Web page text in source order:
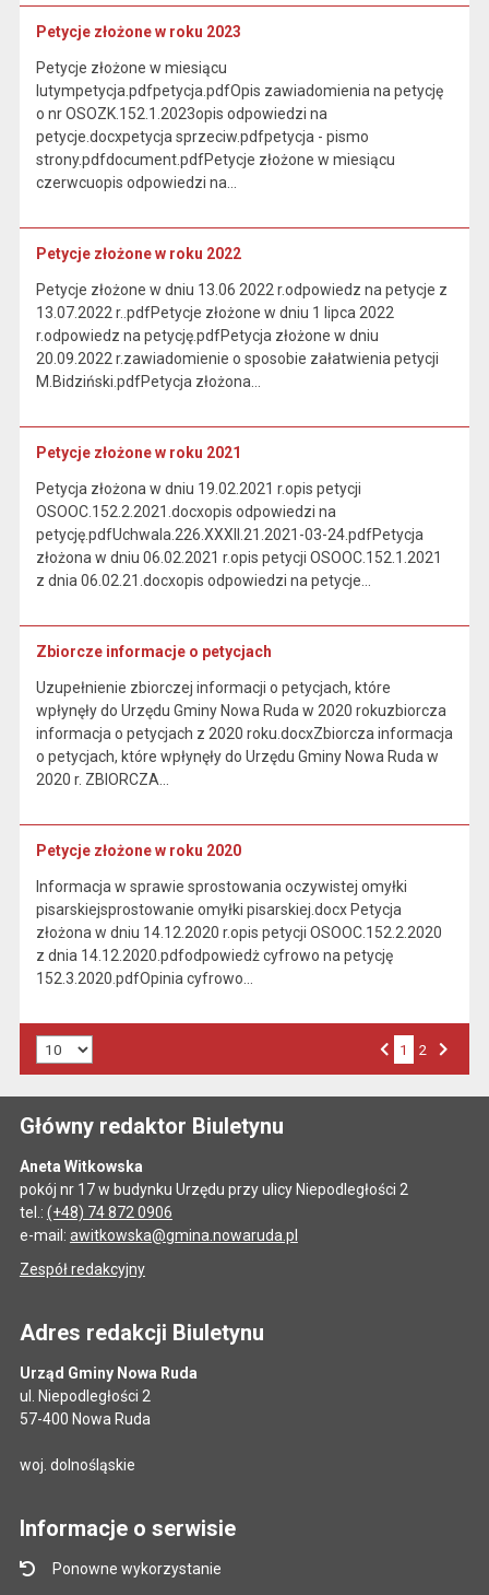
Petycje złożone w roku 2023
Petycje złożone w miesiącu
lutympetycja.pdfpetycja.pdfOpis zawiadomienia na petycję
o nr OSOZK.152.1.2023opis odpowiedzi na
petycje.docxpetycja sprzeciw.pdfpetycja - pismo
strony.pdfdocument.pdfPetycje złożone w miesiącu
czerwcuopis odpowiedzi na…
Petycje złożone w roku 2022
Petycje złożone w dniu 13.06 2022 r.odpowiedz na petycje z
13.07.2022 r..pdfPetycje złożone w dniu 1 lipca 2022
r.odpowiedz na petycję.pdfPetycja złożone w dniu
20.09.2022 r.zawiadomienie o sposobie załatwienia petycji
M.Bidziński.pdfPetycja złożona…
Petycje złożone w roku 2021
Petycja złożona w dniu 19.02.2021 r.opis petycji
OSOOC.152.2.2021.docxopis odpowiedzi na
petycję.pdfUchwala.226.XXXII.21.2021-03-24.pdfPetycja
złożona w dniu 06.02.2021 r.opis petycji OSOOC.152.1.2021
z dnia 06.02.21.docxopis odpowiedzi na petycje…
Zbiorcze informacje o petycjach
Uzupełnienie zbiorczej informacji o petycjach, które
wpłynęły do Urzędu Gminy Nowa Ruda w 2020 rokuzbiorcza
informacja o petycjach z 2020 roku.docxZbiorcza informacja
o petycjach, które wpłynęły do Urzędu Gminy Nowa Ruda w
2020 r. ZBIORCZA…
Petycje złożone w roku 2020
Informacja w sprawie sprostowania oczywistej omyłki
pisarskiejsprostowanie omyłki pisarskiej.docx Petycja
złożona w dniu 14.12.2020 r.opis petycji OSOOC.152.2.2020
z dnia 14.12.2020.pdfodpowiedż cyfrowo na petycję
152.3.2020.pdfOpinia cyfrowo…
1 2
Główny redaktor Biuletynu
Aneta Witkowska
pokój nr 17 w budynku Urzędu przy ulicy Niepodległości 2
tel.: (+48) 74 872 0906
e-mail: awitkowska@gmina.nowaruda.pl
Zespół redakcyjny
Adres redakcji Biuletynu
Urząd Gminy Nowa Ruda
ul. Niepodległości 2
57-400 Nowa Ruda
woj. dolnośląskie
Informacje o serwisie
Ponowne wykorzystanie